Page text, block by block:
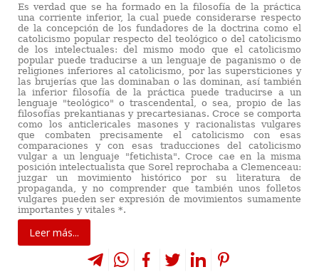
Es verdad que se ha formado en la filosofía de la práctica
una corriente inferior, la cual puede considerarse respecto
de la concepción de los fundadores de la doctrina como el
catolicismo popular respecto del teológico o del catolicismo
de los intelectuales: del mismo modo que el catolicismo
popular puede traducirse a un lenguaje de paganismo o de
religiones inferiores al catolicismo, por las supersticiones y
las brujerías que las dominaban o las dominan, así también
la inferior filosofía de la práctica puede traducirse a un
lenguaje "teológico" o trascendental, o sea, propio de las
filosofías prekantianas y precartesianas. Croce se comporta
como los anticlericales masones y racionalistas vulgares
que combaten precisamente el catolicismo con esas
comparaciones y con esas traducciones del catolicismo
vulgar a un lenguaje "fetichista". Croce cae en la misma
posición intelectualista que Sorel reprochaba a Clemenceau:
juzgar un movimiento histórico por su literatura de
propaganda, y no comprender que también unos folletos
vulgares pueden ser expresión de movimientos sumamente
importantes y vitales *.
Leer más...